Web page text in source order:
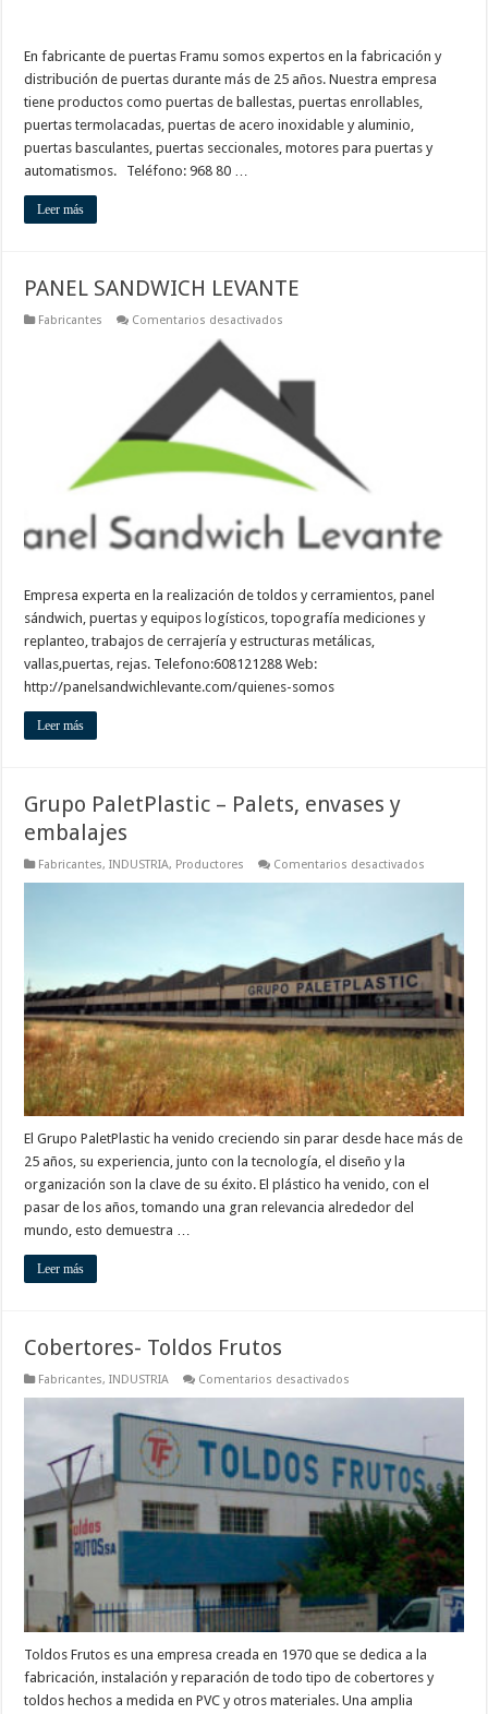
En fabricante de puertas Framu somos expertos en la fabricación y
distribución de puertas durante más de 25 años. Nuestra empresa
tiene productos como puertas de ballestas, puertas enrollables,
puertas termolacadas, puertas de acero inoxidable y aluminio,
puertas basculantes, puertas seccionales, motores para puertas y
automatismos. Teléfono: 968 80 …
Leer más
PANEL SANDWICH LEVANTE
Fabricantes Comentarios desactivados
Empresa experta en la realización de toldos y cerramientos, panel
sándwich, puertas y equipos logísticos, topografía mediciones y
replanteo, trabajos de cerrajería y estructuras metálicas,
vallas,puertas, rejas. Telefono:608121288 Web:
http://panelsandwichlevante.com/quienes-somos
Leer más
Grupo PaletPlastic – Palets, envases y
embalajes
Fabricantes,INDUSTRIA, Productores Comentarios desactivados
envases
embalajes
El Grupo PaletPlastic ha venido creciendo sin parar desde hace más de
25 años, su experiencia, junto con la tecnología, el diseño y la
organización son la clave de su éxito. El plástico ha venido, con el
pasar de los años, tomando una gran relevancia alrededor del
mundo, esto demuestra …
Leer más
Cobertores- Toldos Frutos
Fabricantes,INDUSTRIA Comentarios desactivados
Toldos Frutos es una empresa creada en 1970 que se dedica a la
fabricación, instalación y reparación de todo tipo de cobertores y
toldos hechos a medida en PVC y otros materiales. Una amplia